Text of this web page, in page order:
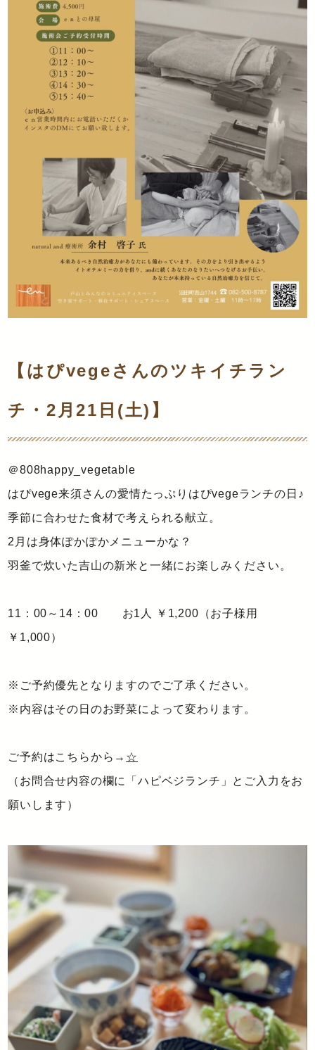
【はぴvegeさんのツキイチラン
チ・2月21日(土)】
＠808happy_vegetable
はぴvege来須さんの愛情たっぷりはぴvegeランチの日♪
季節に合わせた食材で考えられる献立。
2月は身体ぽかぽかメニューかな？
羽釜で炊いた吉山の新米と一緒にお楽しみください。
11：00～14：00 お1人 ￥1,200（お子様用
￥1,000）
※ご予約優先となりますのでご了承ください。
※内容はその日のお野菜によって変わります。
ご予約はこちらから→ ☆
（お問合せ内容の欄に「ハピベジランチ」とご入力をお
願いします）